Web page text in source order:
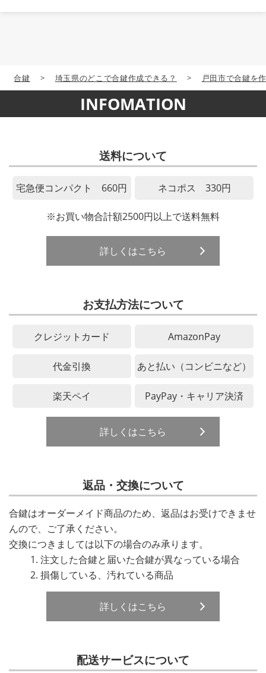
合鍵 > 埼玉県のどこで合鍵作成できる？ > 戸田市で合鍵を
INFOMATION
送料について
宅急便コンパクト 660円 ネコポス 330円
※お買い物合計額2500円以上で送料無料
詳しくはこちら
お支払方法について
クレジットカード AmazonPay
代金引換 あと払い（コンビニなど）
楽天ペイ PayPay・キャリア決済
詳しくはこちら
返品・交換について
合鍵はオーダーメイド商品のため、返品はお受けできませ
んので、ご了承ください。
交換につきましては以下の場合のみ承ります。
注文した合鍵と届いた合鍵が異なっている場合
損傷している、汚れている商品
詳しくはこちら
配送サービスについて